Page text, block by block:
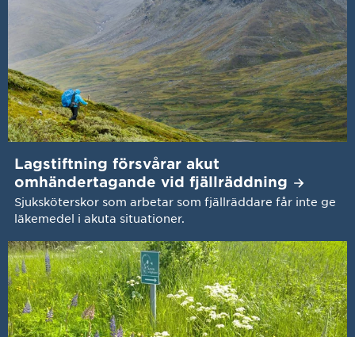
Lagstiftning försvårar akut
omhändertagande vid fjällräddning
Sjuksköterskor som arbetar som fjällräddare får inte ge
läkemedel i akuta situationer.